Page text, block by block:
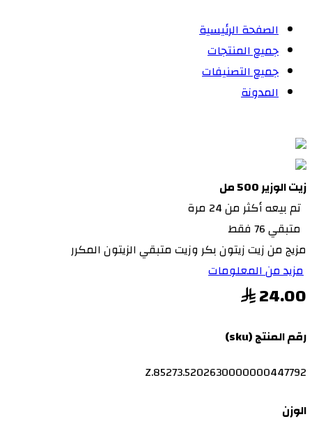
الصفحة الرئيسية
جميع المنتجات
جميع التصنيفات
المدونة
زيت الوزير 500 مل
تم بيعه أكثر من 24 مرة
متبقي 76 فقط
مزيج من زيت زيتون بكر وزيت متبقي الزيتون المكرر
مزيد من المعلومات
24.00
رقم المنتج (sku)
Z.85273.5202630000000447792
الوزن